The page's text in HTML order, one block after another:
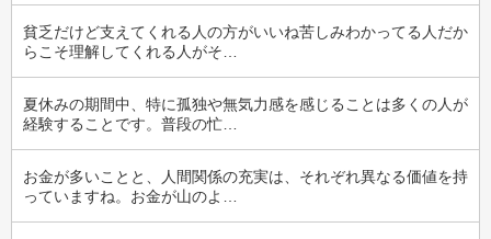
貧乏だけど支えてくれる人の方がいいね苦しみわかってる人だか
らこそ理解してくれる人がそ…
夏休みの期間中、特に孤独や無気力感を感じることは多くの人が
経験することです。普段の忙…
お金が多いことと、人間関係の充実は、それぞれ異なる価値を持
っていますね。お金が山のよ…